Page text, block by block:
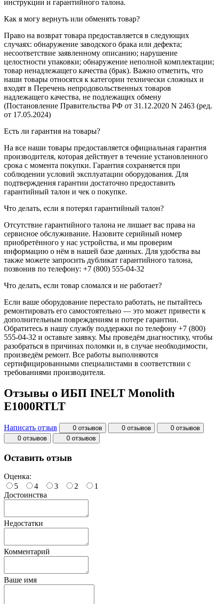
инструкции и гарантийного талона.
Как я могу вернуть или обменять товар?
Право на возврат товара предоставляется в следующих
случаях: обнаружение заводского брака или дефекта;
несоответствие заявленному описанию; нарушение
целостности упаковки; обнаружение неполной комплектации;
товар ненадлежащего качества (брак). Важно отметить, что
наши товары относятся к категории технически сложных и
входят в Перечень непродовольственных товаров
надлежащего качества, не подлежащих обмену
(Постановление Правительства РФ от 31.12.2020 N 2463 (ред.
от 17.05.2024)
Есть ли гарантия на товары?
На все наши товары предоставляется официальная гарантия
производителя, которая действует в течение установленного
срока с момента покупки. Гарантия сохраняется при
соблюдении условий эксплуатации оборудования. Для
подтверждения гарантии достаточно предоставить
гарантийный талон и чек о покупке.
Что делать, если я потерял гарантийный талон?
Отсутствие гарантийного талона не лишает вас права на
сервисное обслуживание. Назовите серийный номер
приобретённого у нас устройства, и мы проверим
информацию о нём в нашей базе данных. Для удобства вы
также можете запросить дубликат гарантийного талона,
позвонив по телефону: +7 (800) 555-04-32
Что делать, если товар сломался и не работает?
Если ваше оборудование перестало работать, не пытайтесь
ремонтировать его самостоятельно — это может привести к
дополнительным повреждениям и потере гарантии.
Обратитесь в нашу службу поддержки по телефону +7 (800)
555-04-32 и оставьте заявку. Мы проведём диагностику, чтобы
разобраться в причинах поломки и, в случае необходимости,
произведём ремонт. Все работы выполняются
сертифицированными специалистами в соответствии с
требованиями производителя.
Отзывы о ИБП INELT Monolith
E1000RTLT
Написать отзыв 0 отзывов 0 отзывов
0 отзывов
0 отзывов
0 отзывов
Оставить отзыв
Оценка:
5
4 3 2
1
Достоинства
Недостатки
Комментарий
Ваше имя